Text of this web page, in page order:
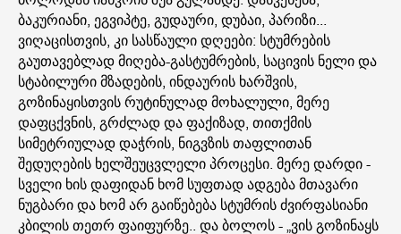
ბაკურიანი, ეგვიპტე, გუდაური, დუბაი, პარიზი...
ვიღაცისთვის, კი სასწაული დღეები: სტუმრების
გაუთავებლად მიღება-გასტუმრების, საცივის ნელი და
სტაბილური მზადების, ინდაურის ხარშვის,
გოზინაყისთვის რუტინულად მოხალული, მერე
დაფცქვნის, გრძლად და ფაქიზად, თითქმის
სიმეტრიულად დაჭრის, ნიგვზის თაფლითან
შედუღების ხელშეუცვლელი პროცესი. მერე დარდი -
სველი ხის დაფიდან ხომ სუფთად ადგება მთავარი
ნუგბარი და ხომ არ გაიწებება სტუმრის ძვირფასიანი
კბილის თეთრ ფაიფურზე.. და ბოლოს - „ვის გოზინაყს